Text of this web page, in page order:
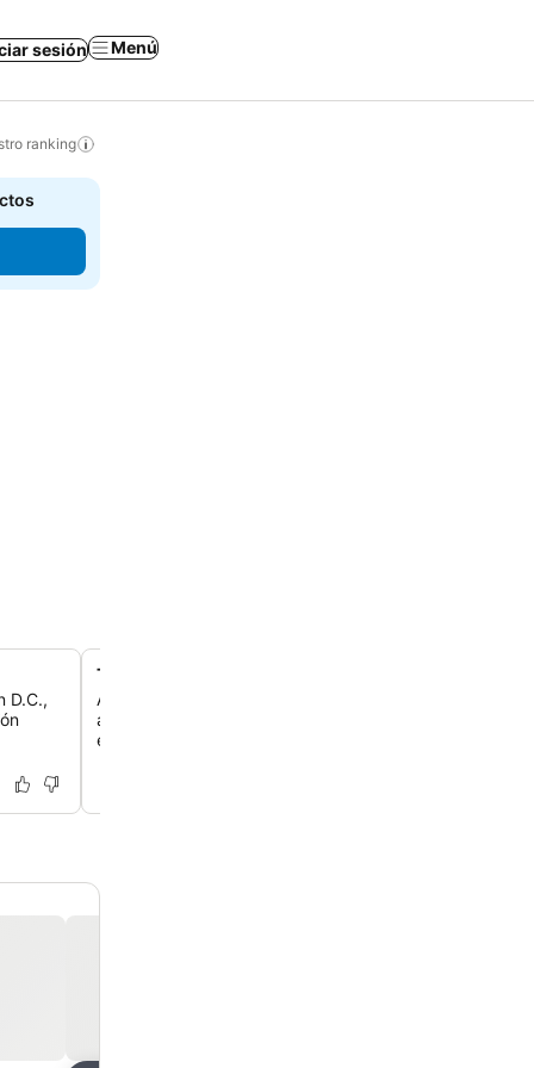
sesión Menú
ranking
D.C.,
Transporte público a tu alcance
Aprovecha el fácil acceso al transporte público, con
autobús a solo unos minutos y buenas conexiones con
estación Union.